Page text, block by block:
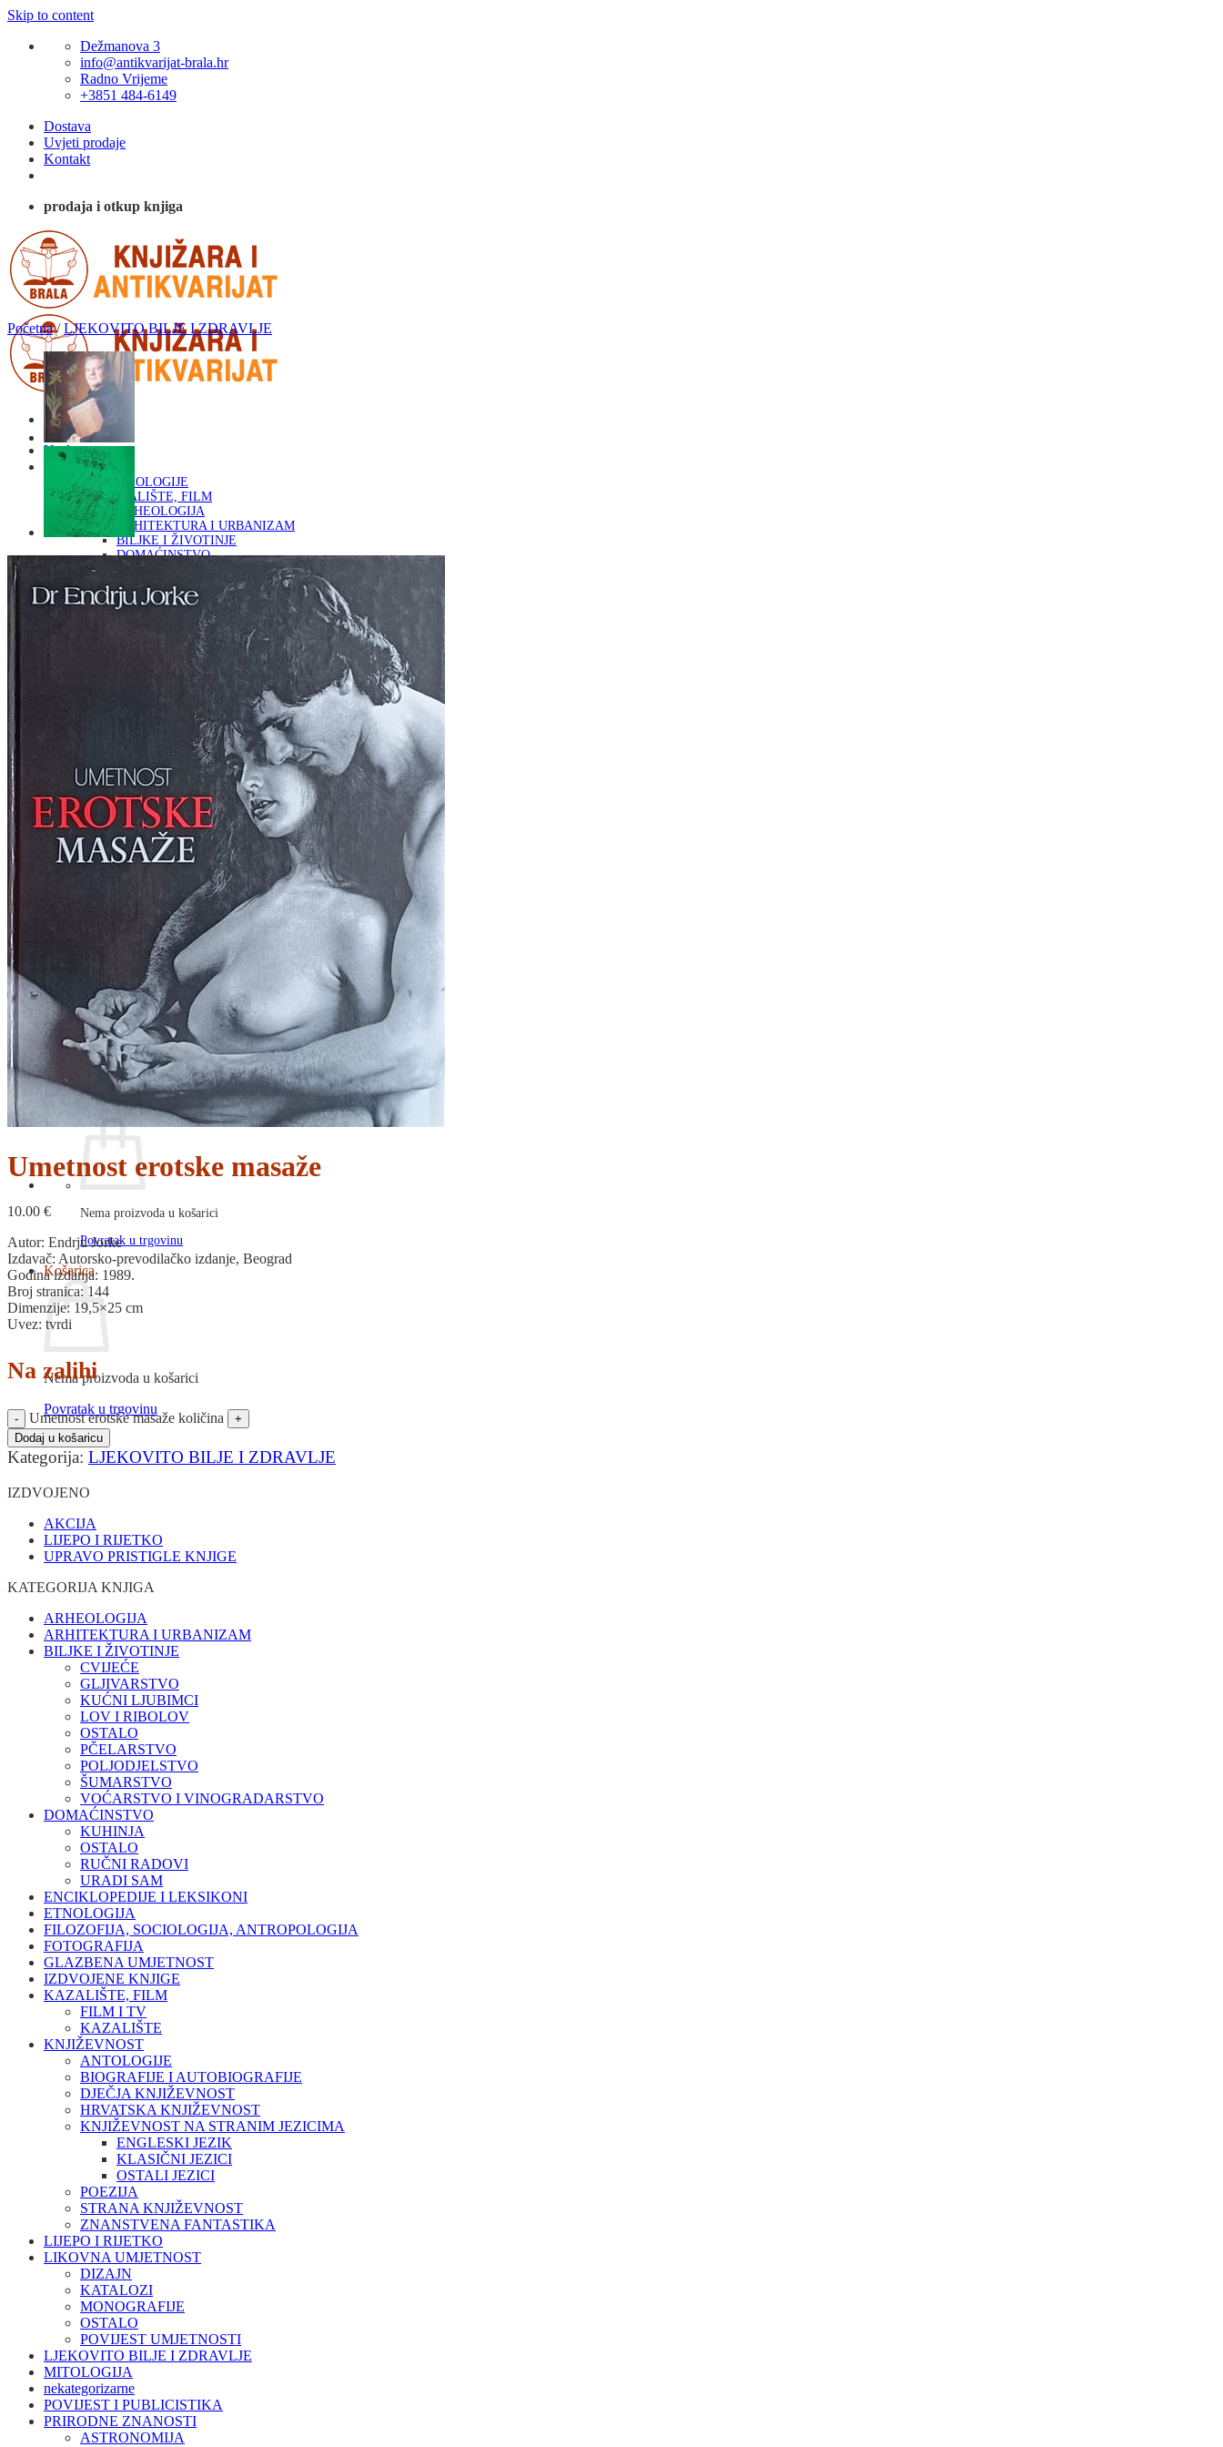
Skip to content
Dežmanova 3
info@antikvarijat-brala.hr
Radno Vrijeme
+3851 484-6149
Dostava
Uvjeti prodaje
Kontakt
prodaja i otkup knjiga
Naslovna
KNJIGE
OD ARHEOLOGIJE
DO KAZALIŠTE, FILM
ARHEOLOGIJA
ARHITEKTURA I URBANIZAM
BILJKE I ŽIVOTINJE
DOMAĆINSTVO
ENCIKLOPEDIJE I LEKSIKONI
ETNOLOGIJA
FILOZOFIJA, SOCIOLOGIJA, ANTROPOLOGIJA
FOTOGRAFIJA
GLAZBENA UMJETNOST
KAZALIŠTE, FILM
DO RELIGIJA
KNJIŽEVNOST
LIKOVNA UMJETNOST
LJEKOVITO BILJE I ZDRAVLJE
POVIJEST I PUBLICISTIKA
PRIRODNE ZNANOSTI
PSIHOLOGIJA, POPULARNA PSIHOLOGIJA,
ALTERNATIVA
RAZNO
RELIGIJA
OD RJEČNIKA
DO ZEMLJOVIDA
RJEČNICI, GRAMATIKE, PRAVOPISI…
STRIPOVI
TEHNIČKE ZNANOSTI
TEORIJA I POVIJEST KNJIŽEVNOSTI
VEDUTE
ZAGREB
ZEMLJOVIDI
Otkup knjiga
O nama
Novosti
AKCIJA
Pretraži:
Nema proizvoda u košarici
Povratak u trgovinu
Košarica
Nema proizvoda u košarici
Povratak u trgovinu
Početna / LJEKOVITO BILJE I ZDRAVLJE
Umetnost erotske masaže
10.00 €
Autor: Endrju Jorke
Izdavač: Autorsko-prevodilačko izdanje, Beograd
Godina izdanja: 1989.
Broj stranica: 144
Dimenzije: 19,5×25 cm
Uvez: tvrdi
Na zalihi
Umetnost erotske masaže količina
Dodaj u košaricu
Kategorija: LJEKOVITO BILJE I ZDRAVLJE
IZDVOJENO
AKCIJA
LIJEPO I RIJETKO
UPRAVO PRISTIGLE KNJIGE
KATEGORIJA KNJIGA
ARHEOLOGIJA
ARHITEKTURA I URBANIZAM
BILJKE I ŽIVOTINJE
CVIJEĆE
GLJIVARSTVO
KUĆNI LJUBIMCI
LOV I RIBOLOV
OSTALO
PČELARSTVO
POLJODJELSTVO
ŠUMARSTVO
VOĆARSTVO I VINOGRADARSTVO
DOMAĆINSTVO
KUHINJA
OSTALO
RUČNI RADOVI
URADI SAM
ENCIKLOPEDIJE I LEKSIKONI
ETNOLOGIJA
FILOZOFIJA, SOCIOLOGIJA, ANTROPOLOGIJA
FOTOGRAFIJA
GLAZBENA UMJETNOST
IZDVOJENE KNJIGE
KAZALIŠTE, FILM
FILM I TV
KAZALIŠTE
KNJIŽEVNOST
ANTOLOGIJE
BIOGRAFIJE I AUTOBIOGRAFIJE
DJEČJA KNJIŽEVNOST
HRVATSKA KNJIŽEVNOST
KNJIŽEVNOST NA STRANIM JEZICIMA
ENGLESKI JEZIK
KLASIČNI JEZICI
OSTALI JEZICI
POEZIJA
STRANA KNJIŽEVNOST
ZNANSTVENA FANTASTIKA
LIJEPO I RIJETKO
LIKOVNA UMJETNOST
DIZAJN
KATALOZI
MONOGRAFIJE
OSTALO
POVIJEST UMJETNOSTI
LJEKOVITO BILJE I ZDRAVLJE
MITOLOGIJA
nekategorizarne
POVIJEST I PUBLICISTIKA
PRIRODNE ZNANOSTI
ASTRONOMIJA